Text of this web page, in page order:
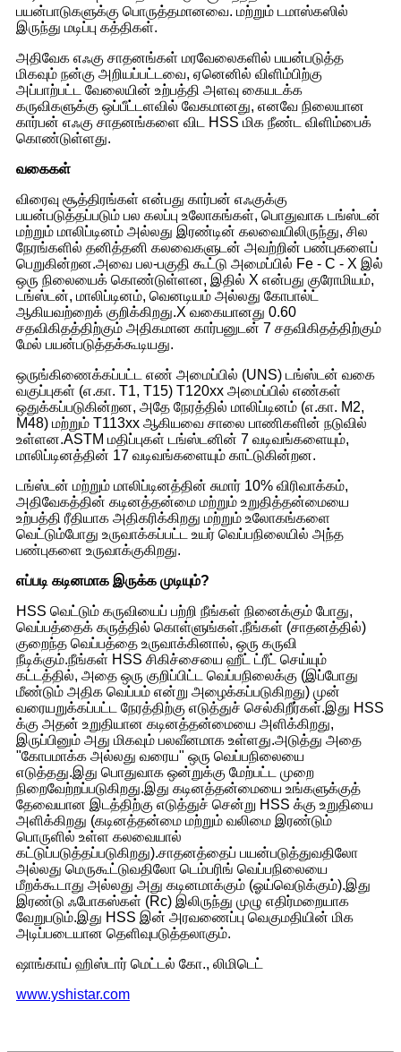
பயன்பாடுகளுக்கு பொருத்தமானவை. மற்றும் டமாஸ்கஸில்
இருந்து மடிப்பு கத்திகள்.
அதிவேக எஃகு சாதனங்கள் மரவேலைகளில் பயன்படுத்த
மிகவும் நன்கு அறியப்பட்டவை, ஏனெனில் விளிம்பிற்கு
அப்பாற்பட்ட வேலையின் உற்பத்தி அளவு கையடக்க
கருவிகளுக்கு ஒப்பீட்டளவில் வேகமானது, எனவே நிலையான
கார்பன் எஃகு சாதனங்களை விட HSS மிக நீண்ட விளிம்பைக்
கொண்டுள்ளது.
வகைகள்
விரைவு சூத்திரங்கள் என்பது கார்பன் எஃகுக்கு
பயன்படுத்தப்படும் பல கலப்பு உலோகங்கள், பொதுவாக டங்ஸ்டன்
மற்றும் மாலிப்டினம் அல்லது இரண்டின் கலவையிலிருந்து, சில
நேரங்களில் தனித்தனி கலவைகளுடன் அவற்றின் பண்புகளைப்
பெறுகின்றன.அவை பல-பகுதி கூட்டு அமைப்பில் Fe - C - X இல்
ஒரு நிலையைக் கொண்டுள்ளன, இதில் X என்பது குரோமியம்,
டங்ஸ்டன், மாலிப்டினம், வெனடியம் அல்லது கோபால்ட்
ஆகியவற்றைக் குறிக்கிறது.X வகையானது 0.60
சதவிகிதத்திற்கும் அதிகமான கார்பனுடன் 7 சதவிகிதத்திற்கும்
மேல் பயன்படுத்தக்கூடியது.
ஒருங்கிணைக்கப்பட்ட எண் அமைப்பில் (UNS) டங்ஸ்டன் வகை
வகுப்புகள் (எ.கா. T1, T15) T120xx அமைப்பில் எண்கள்
ஒதுக்கப்படுகின்றன, அதே நேரத்தில் மாலிப்டினம் (எ.கா. M2,
M48) மற்றும் T113xx ஆகியவை சாலை பாணிகளின் நடுவில்
உள்ளன.ASTM மதிப்புகள் டங்ஸ்டனின் 7 வடிவங்களையும்,
மாலிப்டினத்தின் 17 வடிவங்களையும் காட்டுகின்றன.
டங்ஸ்டன் மற்றும் மாலிப்டினத்தின் சுமார் 10% விரிவாக்கம்,
அதிவேகத்தின் கடினத்தன்மை மற்றும் உறுதித்தன்மையை
உற்பத்தி ரீதியாக அதிகரிக்கிறது மற்றும் உலோகங்களை
வெட்டும்போது உருவாக்கப்பட்ட உயர் வெப்பநிலையில் அந்த
பண்புகளை உருவாக்குகிறது.
எப்படி கடினமாக இருக்க முடியும்?
HSS வெட்டும் கருவியைப் பற்றி நீங்கள் நினைக்கும் போது, ​​
வெப்பத்தைக் கருத்தில் கொள்ளுங்கள்.நீங்கள் (சாதனத்தில்)
குறைந்த வெப்பத்தை உருவாக்கினால், ஒரு கருவி
நீடிக்கும்.நீங்கள் HSS சிகிச்சையை ஹீட் ட்ரீட் செய்யும்
கட்டத்தில், அதை ஒரு குறிப்பிட்ட வெப்பநிலைக்கு (இப்போது
மீண்டும் அதிக வெப்பம் என்று அழைக்கப்படுகிறது) முன்
வரையறுக்கப்பட்ட நேரத்திற்கு எடுத்துச் செல்கிறீர்கள்.இது HSS
க்கு அதன் உறுதியான கடினத்தன்மையை அளிக்கிறது,
இருப்பினும் அது மிகவும் பலவீனமாக உள்ளது.அடுத்து அதை
"கோபமாக்க அல்லது வரைய" ஒரு வெப்பநிலையை
எடுத்தது.இது பொதுவாக ஒன்றுக்கு மேற்பட்ட முறை
நிறைவேற்றப்படுகிறது.இது கடினத்தன்மையை உங்களுக்குத்
தேவையான இடத்திற்கு எடுத்துச் சென்று HSS க்கு உறுதியை
அளிக்கிறது (கடினத்தன்மை மற்றும் வலிமை இரண்டும்
பொருளில் உள்ள கலவையால்
கட்டுப்படுத்தப்படுகிறது).சாதனத்தைப் பயன்படுத்துவதிலோ
அல்லது மெருகூட்டுவதிலோ டெம்பரிங் வெப்பநிலையை
மீறக்கூடாது அல்லது அது கடினமாக்கும் (ஓய்வெடுக்கும்).இது
இரண்டு ஃபோகஸ்கள் (Rc) இலிருந்து முழு எதிர்மறையாக
வேறுபடும்.இது HSS இன் அரவணைப்பு வெகுமதியின் மிக
அடிப்படையான தெளிவுபடுத்தலாகும்.
ஷாங்காய் ஹிஸ்டார் மெட்டல் கோ., லிமிடெட்
www.yshistar.com